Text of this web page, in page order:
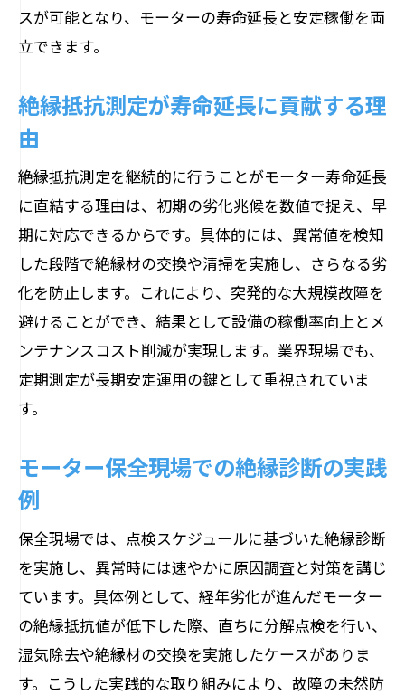
スが可能となり、モーターの寿命延長と安定稼働を両
立できます。
絶縁抵抗測定が寿命延長に貢献する理
由
絶縁抵抗測定を継続的に行うことがモーター寿命延長
に直結する理由は、初期の劣化兆候を数値で捉え、早
期に対応できるからです。具体的には、異常値を検知
した段階で絶縁材の交換や清掃を実施し、さらなる劣
化を防止します。これにより、突発的な大規模故障を
避けることができ、結果として設備の稼働率向上とメ
ンテナンスコスト削減が実現します。業界現場でも、
定期測定が長期安定運用の鍵として重視されていま
す。
モーター保全現場での絶縁診断の実践
例
保全現場では、点検スケジュールに基づいた絶縁診断
を実施し、異常時には速やかに原因調査と対策を講じ
ています。具体例として、経年劣化が進んだモーター
の絶縁抵抗値が低下した際、直ちに分解点検を行い、
湿気除去や絶縁材の交換を実施したケースがありま
す。こうした実践的な取り組みにより、故障の未然防